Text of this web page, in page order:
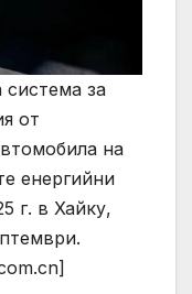
за
от
на
енергийни
г. в Хайку,